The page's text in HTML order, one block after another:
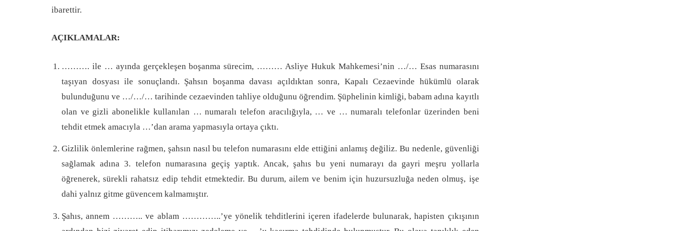
ibarettir.
AÇIKLAMALAR:
………. ile … ayında gerçekleşen boşanma sürecim, ……… Asliye Hukuk Mahkemesi’nin …/… Esas numarasını
taşıyan dosyası ile sonuçlandı. Şahsın boşanma davası açıldıktan sonra, Kapalı Cezaevinde hükümlü olarak
bulunduğunu ve …/…/… tarihinde cezaevinden tahliye olduğunu öğrendim. Şüphelinin kimliği, babam adına kayıtlı
olan ve gizli abonelikle kullanılan … numaralı telefon aracılığıyla, … ve … numaralı telefonlar üzerinden beni
tehdit etmek amacıyla …’dan arama yapmasıyla ortaya çıktı.
Gizlilik önlemlerine rağmen, şahsın nasıl bu telefon numarasını elde ettiğini anlamış değiliz. Bu nedenle, güvenliği
sağlamak adına 3. telefon numarasına geçiş yaptık. Ancak, şahıs bu yeni numarayı da gayri meşru yollarla
öğrenerek, sürekli rahatsız edip tehdit etmektedir. Bu durum, ailem ve benim için huzursuzluğa neden olmuş, işe
dahi yalnız gitme güvencem kalmamıştır.
Şahıs, annem ……….. ve ablam …………..’ye yönelik tehditlerini içeren ifadelerde bulunarak, hapisten çıkışının